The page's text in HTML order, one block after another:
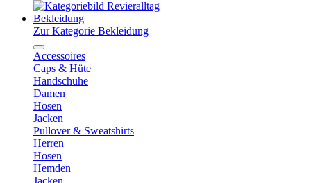
Bekleidung
Zur Kategorie Bekleidung
Accessoires
Caps & Hüte
Handschuhe
Damen
Hosen
Jacken
Pullover & Sweatshirts
Herren
Hosen
Hemden
Jacken